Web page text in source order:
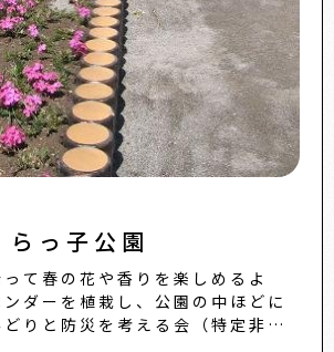
っ子公園
て春の花や香りを楽しめるよ
ダーを植栽し、公園の中ほどに
りと防災を考える会（特定非営